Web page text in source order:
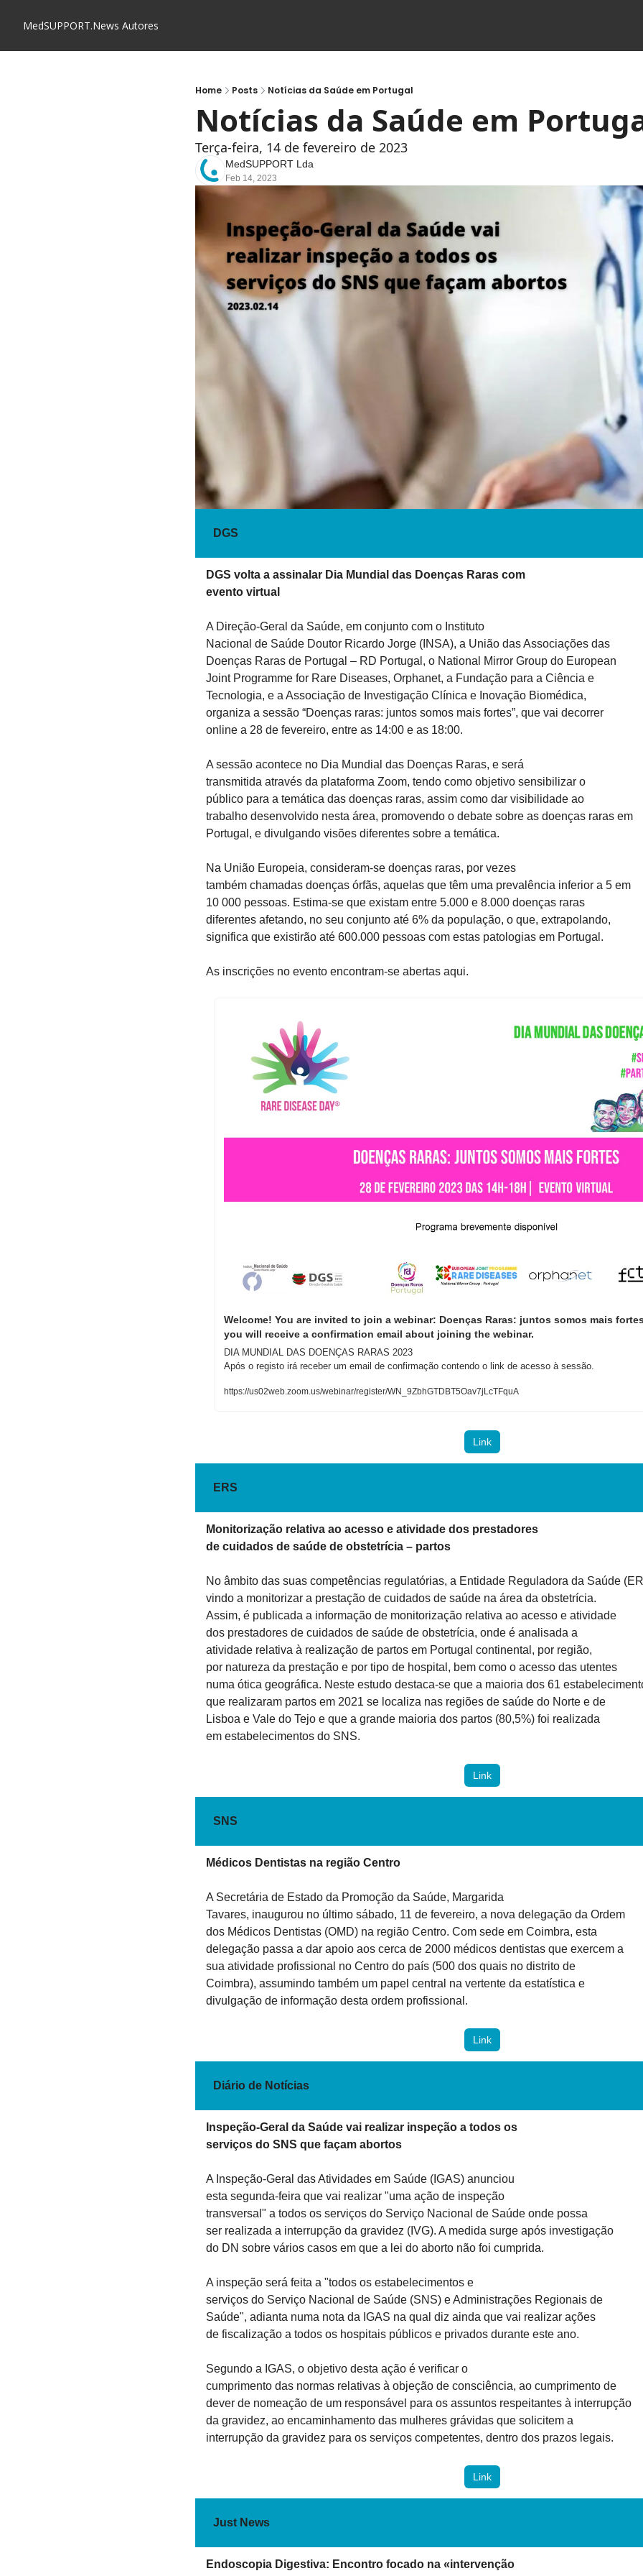
MedSUPPORT.News Autores
Home Posts Notícias da Saúde em Portugal
Notícias da Saúde em
Terça-feira, 14 de fevereiro de 2023
MedSUPPORT Lda
Feb 14, 2023
DGS
DGS volta a assinalar Dia Mundial das Doenças Raras com
evento virtual
A Direção-Geral da Saúde, em conjunto com o Instituto
Nacional de Saúde Doutor Ricardo Jorge (INSA), a União das Associações das
Doenças Raras de Portugal – RD Portugal, o National Mirror Group do European
Joint Programme for Rare Diseases, Orphanet, a Fundação para a Ciência e
Tecnologia, e a Associação de Investigação Clínica e Inovação Biomédica,
organiza a sessão “Doenças raras: juntos somos mais fortes”, que vai decorrer
online a 28 de fevereiro, entre as 14:00 e as 18:00.
A sessão acontece no Dia Mundial das Doenças Raras, e será
transmitida através da plataforma Zoom, tendo como objetivo sensibilizar o
público para a temática das doenças raras, assim como dar visibilidade ao
trabalho desenvolvido nesta área, promovendo o debate sobre as doenças raras em
Portugal, e divulgando visões diferentes sobre a temática.
Na União Europeia, consideram-se doenças raras, por vezes
também chamadas doenças órfãs, aquelas que têm uma prevalência inferior a 5 em
10 000 pessoas. Estima-se que existam entre 5.000 e 8.000 doenças raras
diferentes afetando, no seu conjunto até 6% da população, o que, extrapolando,
significa que existirão até 600.000 pessoas com estas patologias em Portugal.
As inscrições no evento encontram-se abertas aqui.
Welcome! You are invited to join a webinar: Doenças Raras: juntos somos mais
you will receive a confirmation email about joining the webinar.
DIA MUNDIAL DAS DOENÇAS RARAS 2023
Após o registo irá receber um email de confirmação contendo o link de acesso à sessão.
https://us02web.zoom.us/webinar/register/WN_9ZbhGTDBT5Oav7jLcTFquA
Link
ERS
Monitorização relativa ao acesso e atividade dos prestadores
de cuidados de saúde de obstetrícia – partos
No âmbito das suas competências regulatórias, a Entidade Reguladora da Saúde
vindo a monitorizar a prestação de cuidados de saúde na área da obstetrícia.
Assim, é publicada a informação de monitorização relativa ao acesso e atividade
dos prestadores de cuidados de saúde de obstetrícia, onde é analisada a
atividade relativa à realização de partos em Portugal continental, por região,
por natureza da prestação e por tipo de hospital, bem como o acesso das utentes
numa ótica geográfica. Neste estudo destaca-se que a maioria dos 61
que realizaram partos em 2021 se localiza nas regiões de saúde do Norte e de
Lisboa e Vale do Tejo e que a grande maioria dos partos (80,5%) foi realizada
em estabelecimentos do SNS.
Link
SNS
Médicos Dentistas na região Centro
A Secretária de Estado da Promoção da Saúde, Margarida
Tavares, inaugurou no último sábado, 11 de fevereiro, a nova delegação da Ordem
dos Médicos Dentistas (OMD) na região Centro. Com sede em Coimbra, esta
delegação passa a dar apoio aos cerca de 2000 médicos dentistas que exercem a
sua atividade profissional no Centro do país (500 dos quais no distrito de
Coimbra), assumindo também um papel central na vertente da estatística e
divulgação de informação desta ordem profissional.
Link
Diário de Notícias
Inspeção-Geral da Saúde vai realizar inspeção a todos os
serviços do SNS que façam abortos
A Inspeção-Geral das Atividades em Saúde (IGAS) anunciou
esta segunda-feira que vai realizar "uma ação de inspeção
transversal" a todos os serviços do Serviço Nacional de Saúde onde possa
ser realizada a interrupção da gravidez (IVG). A medida surge após investigação
do DN sobre vários casos em que a lei do aborto não foi cumprida.
A inspeção será feita a "todos os estabelecimentos e
serviços do Serviço Nacional de Saúde (SNS) e Administrações Regionais de
Saúde", adianta numa nota da IGAS na qual diz ainda que vai realizar ações
de fiscalização a todos os hospitais públicos e privados durante este ano.
Segundo a IGAS, o objetivo desta ação é verificar o
cumprimento das normas relativas à objeção de consciência, ao cumprimento de
dever de nomeação de um responsável para os assuntos respeitantes à interrupção
da gravidez, ao encaminhamento das mulheres grávidas que solicitem a
interrupção da gravidez para os serviços competentes, dentro dos prazos legais.
Link
Just News
Endoscopia Digestiva: Encontro focado na «intervenção